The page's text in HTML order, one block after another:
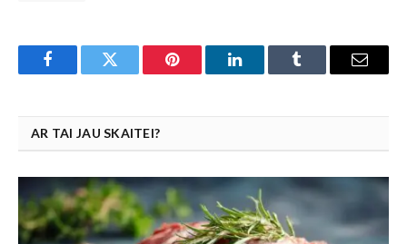
FacebookTwitter Pinterest LinkedInTumblr Email
AR TAI JAU SKAITEI?